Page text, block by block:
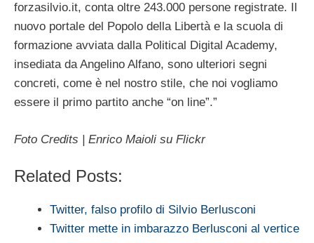
forzasilvio.it, conta oltre 243.000 persone registrate. Il
nuovo portale del Popolo della Libertà e la scuola di
formazione avviata dalla Political Digital Academy,
insediata da Angelino Alfano, sono ulteriori segni
concreti, come è nel nostro stile, che noi vogliamo
essere il primo partito anche “on line”.”
Foto Credits | Enrico Maioli su Flickr
Related Posts:
Twitter, falso profilo di Silvio Berlusconi
Twitter mette in imbarazzo Berlusconi al vertice